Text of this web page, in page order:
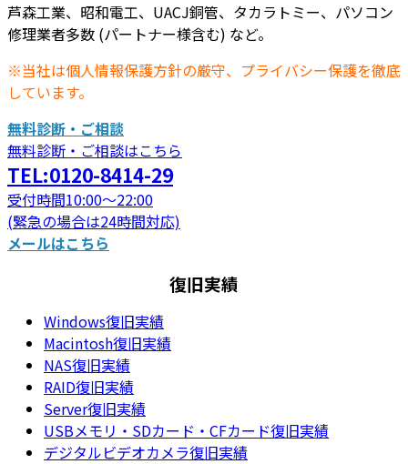
芦森工業、昭和電工、UACJ銅管、タカラトミー、パソコン
修理業者多数 (パートナー様含む) など。
※当社は個人情報保護方針の厳守、プライバシー保護を徹底
しています。
無料診断・ご相談
無料診断・ご相談はこちら
TEL:0120-8414-29
受付時間10:00～22:00
(緊急の場合は24時間対応)
メールはこちら
復旧実績
Windows復旧実績
Macintosh復旧実績
NAS復旧実績
RAID復旧実績
Server復旧実績
USBメモリ・SDカード・CFカード復旧実績
デジタルビデオカメラ復旧実績